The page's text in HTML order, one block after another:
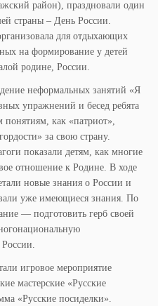
район), праздновали один
страны – День России.
для отдыхающих
на формирование у детей
родине, России.
неформальных занятий «Я
упражнений и бесед ребята
как «патриот»,
за свою страну.
показали детям, как многие
отношение к Родине. В ходе
новые знания о России и
уже имеющиеся знания. По
— подготовить герб своей
игровое мероприятие
мастерские «Русские
«Русские посиделки».